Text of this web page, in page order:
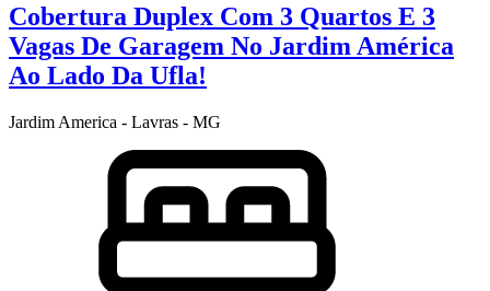
Cobertura Duplex Com 3 Quartos E 3
Vagas De Garagem No Jardim América
Ao Lado Da Ufla!
Jardim America - Lavras - MG